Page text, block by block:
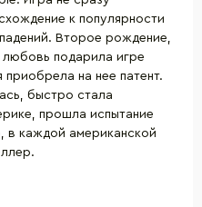
к популярности
Второе рождение,
подарила игре
на нее патент.
быстро стала
прошла испытание
в каждой американской